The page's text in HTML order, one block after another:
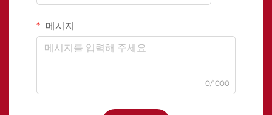
메시지
0/1000